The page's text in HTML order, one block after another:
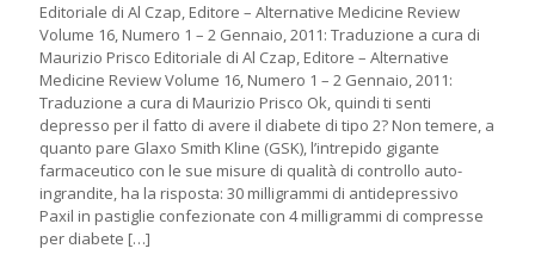
Editoriale di Al Czap, Editore – Alternative Medicine Review
Volume 16, Numero 1 – 2 Gennaio, 2011: Traduzione a cura di
Maurizio Prisco Editoriale di Al Czap, Editore – Alternative
Medicine Review Volume 16, Numero 1 – 2 Gennaio, 2011:
Traduzione a cura di Maurizio Prisco Ok, quindi ti senti
depresso per il fatto di avere il diabete di tipo 2? Non temere, a
quanto pare Glaxo Smith Kline (GSK), l’intrepido gigante
farmaceutico con le sue misure di qualità di controllo auto-
ingrandite, ha la risposta: 30 milligrammi di antidepressivo
Paxil in pastiglie confezionate con 4 milligrammi di compresse
per diabete […]